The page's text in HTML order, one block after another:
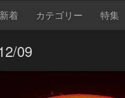
新着 カテゴリー 特集
09